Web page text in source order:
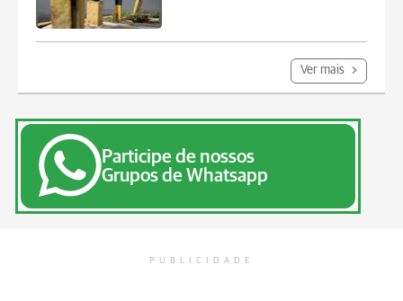
Ver mais
Participe de nossos
Grupos de Whatsapp
PUBLICIDADE